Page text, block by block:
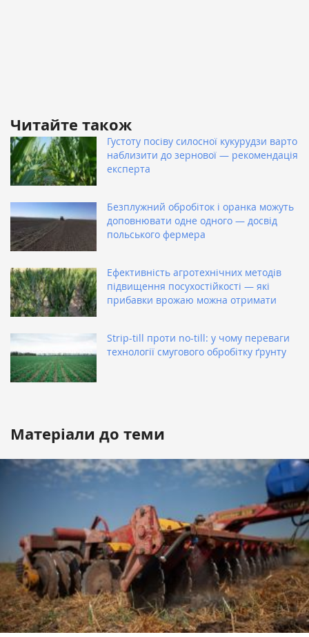
Читайте також
Густоту посіву силосної кукурудзи варто
наблизити до зернової — рекомендація
експерта
Безплужний обробіток і оранка можуть
доповнювати одне одного — досвід
польського фермера
Ефективність агротехнічних методів
підвищення посухостійкості — які
прибавки врожаю можна отримати
Strip-till проти no-till: у чому переваги
технології смугового обробітку ґрунту
Матеріали до теми